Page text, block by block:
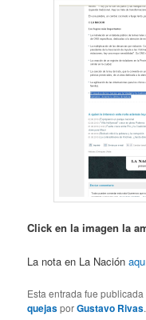
Click en la imagen la
La nota en La Nación
Esta entrada fue
quejasporGustavo Rivas